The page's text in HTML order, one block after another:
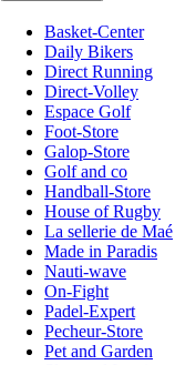
Basket-Center
Daily Bikers
Direct Running
Direct-Volley
Espace Golf
Foot-Store
Galop-Store
Golf and co
Handball-Store
House of Rugby
La sellerie de Maé
Made in Paradis
Nauti-wave
On-Fight
Padel-Expert
Pecheur-Store
Pet and Garden